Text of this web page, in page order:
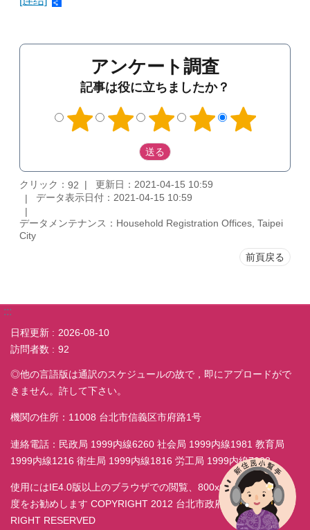
アンケート調査
記事は役に立ちましたか？
クリック： 92
更新日：2021-04-15 10:59
データ表示日付：2021-04-15 10:59
データメンテナンス：Household Registration Offices, Taipei
City
前頁戻る
:::
日程更新
2026-08-10
訪問者数
92
◎他の言語版は通訳のスケジュールの故で，即にアプロードがで
きません。許して下さい。
機関の住所：11008 台北市信義区市府路1号
連絡電話：民政局 1999内線6260 社会局 1999内線1981 教育局
1999内線1216 衛生局 1999内線1816 労工局 1999内線7038
使用にはIE4.0版以上のブラウザでの閲覧、800x600モニター解析
度をお勧めします COPYRIGHT 2012 台北市政府民政局 ALL
RIGHT RESERVED